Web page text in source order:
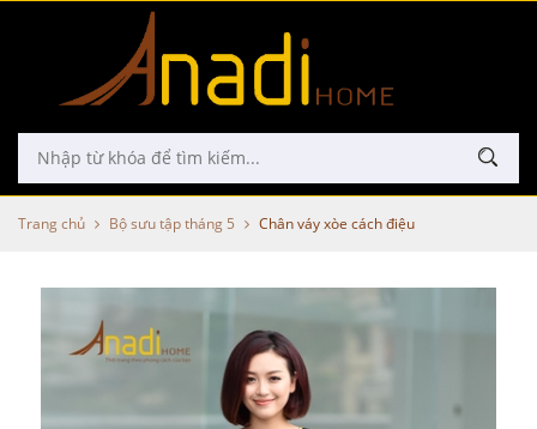
Trang chủ Bộ sưu tập tháng 5 Chân váy xòe cách điệu